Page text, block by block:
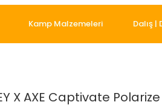
Kamp Malzemeleri Dalış |
X AXE Captivate